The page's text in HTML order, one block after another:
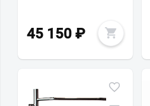
45 150 ₽